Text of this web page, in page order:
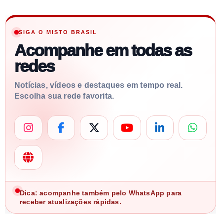
SIGA O MISTO BRASIL
Acompanhe em todas as
redes
Notícias, vídeos e destaques em tempo real.
Escolha sua rede favorita.
Dica: acompanhe também pelo WhatsApp para
receber atualizações rápidas.